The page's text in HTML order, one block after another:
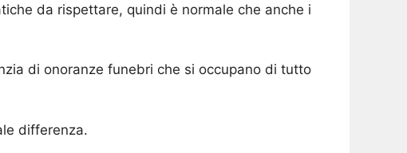
da rispettare, quindi è normale che anche i
di onoranze funebri che si occupano di tutto
differenza.